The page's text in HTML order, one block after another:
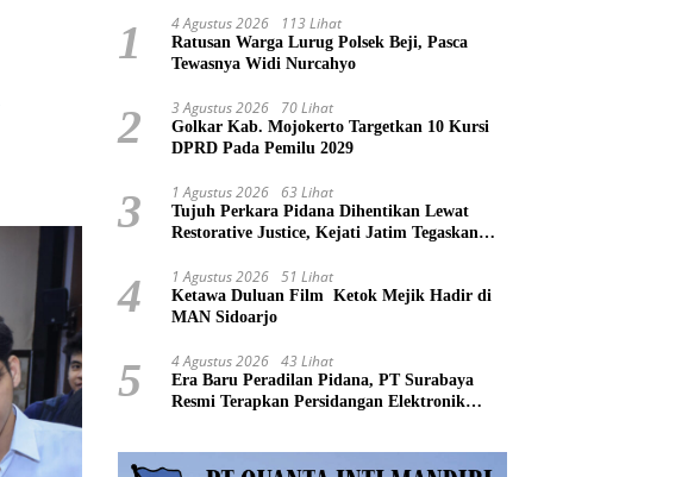
1 4 Agustus 2026 113 Lihat
Ratusan Warga Lurug Polsek Beji, Pasca
Tewasnya Widi Nurcahyo
2 3 Agustus 2026 70 Lihat
Golkar Kab. Mojokerto Targetkan 10 Kursi
DPRD Pada Pemilu 2029
3 1 Agustus 2026 63 Lihat
Tujuh Perkara Pidana Dihentikan Lewat
Restorative Justice, Kejati Jatim Tegaskan
4 1 Agustus 2026 51 Lihat
Ketawa Duluan Film Ketok Mejik Hadir di
MAN Sidoarjo
5 4 Agustus 2026 43 Lihat
Era Baru Peradilan Pidana, PT Surabaya
Resmi Terapkan Persidangan Elektronik